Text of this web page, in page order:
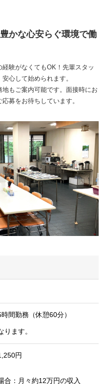
かな心安らぐ環境で働
験がなくてもOK！先輩スタッ
心して始められます。
もご案内可能です。面接時にお
募をお待ちしています。
間勤務（休憩60分）
ります。
円
合：月々約12万円の収入